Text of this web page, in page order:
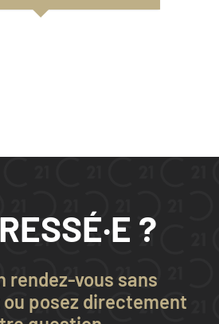
?
rendez-vous sans
posez directement